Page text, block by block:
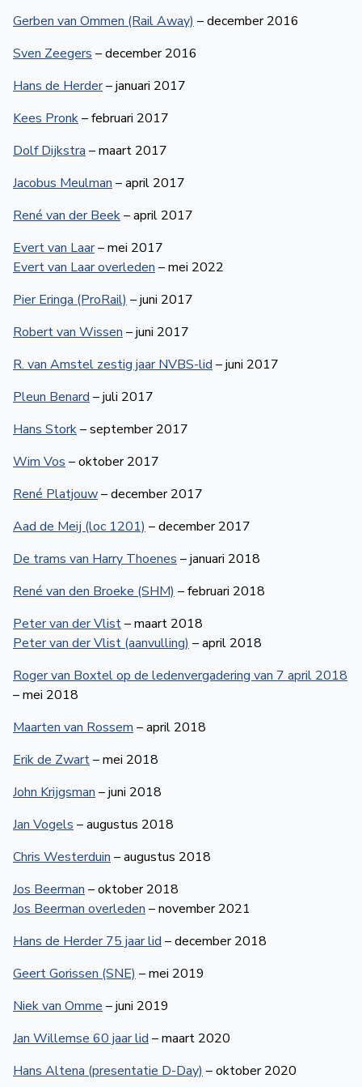
Gerben van Ommen (Rail Away) – december 2016
Sven Zeegers – december 2016
Hans de Herder– januari 2017
Kees Pronk– februari 2017
Dolf Dijkstra – maart 2017
Jacobus Meulman – april 2017
René van der Beek– april 2017
Evert van Laar– mei 2017
Evert van Laar overleden – mei 2022
Pier Eringa (ProRail) – juni 2017
Robert van Wissen – juni 2017
R. van Amstel zestig jaar NVBS-lid – juni 2017
Pleun Benard – juli 2017
Hans Stork– september 2017
Wim Vos – oktober 2017
René Platjouw– december 2017
Aad de Meij (loc 1201) – december 2017
De trams van Harry Thoenes – januari 2018
René van den Broeke (SHM) – februari 2018
Peter van der Vlist– maart 2018
Peter van der Vlist (aanvulling) – april 2018
Roger van Boxtel op de ledenvergadering van 7 april 2018
– mei 2018
Maarten van Rossem – april 2018
Erik de Zwart– mei 2018
John Krijgsman – juni 2018
Jan Vogels – augustus 2018
Chris Westerduin – augustus 2018
Jos Beerman – oktober 2018
Jos Beerman overleden – november 2021
Hans de Herder 75 jaar lid – december 2018
Geert Gorissen (SNE) – mei 2019
Niek van Omme – juni 2019
Jan Willemse 60 jaar lid – maart 2020
Hans Altena (presentatie D-Day) – oktober 2020